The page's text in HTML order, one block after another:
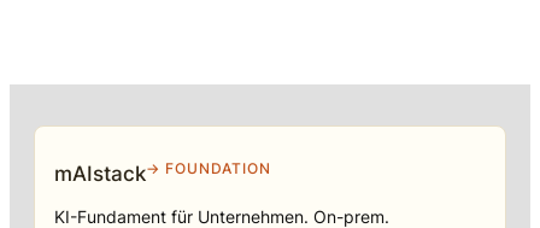
mAIstack→ FOUNDATION
KI-Fundament für Unternehmen. On-prem.